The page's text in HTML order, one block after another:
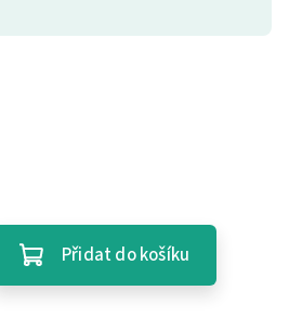
Přidat do košíku